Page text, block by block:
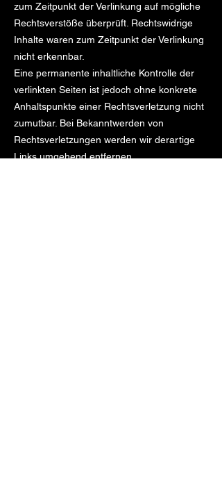
zum Zeitpunkt der Verlinkung auf mögliche
Rechtsverstöße überprüft. Rechtswidrige
Inhalte waren zum Zeitpunkt der Verlinkung
nicht erkennbar.
Eine permanente inhaltliche Kontrolle der
verlinkten Seiten ist jedoch ohne konkrete
Anhaltspunkte einer Rechtsverletzung nicht
zumutbar. Bei Bekanntwerden von
Rechtsverletzungen werden wir derartige
Links umgehend entfernen.